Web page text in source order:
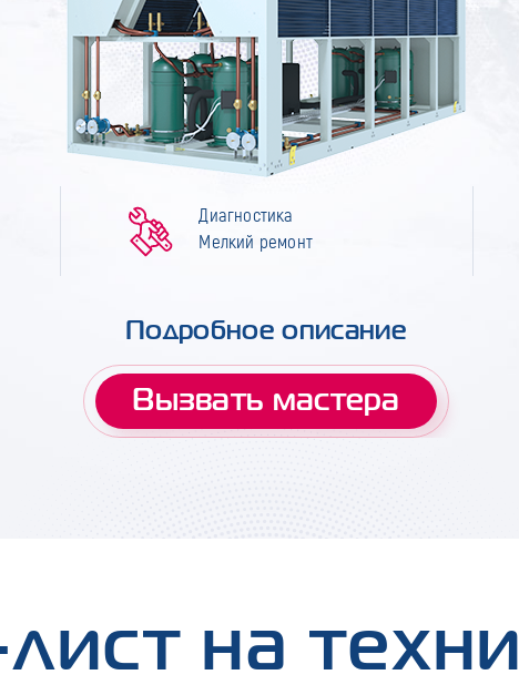
Диагностика
Мелкий ремонт
Подробное описание
Вызвать мастера
на